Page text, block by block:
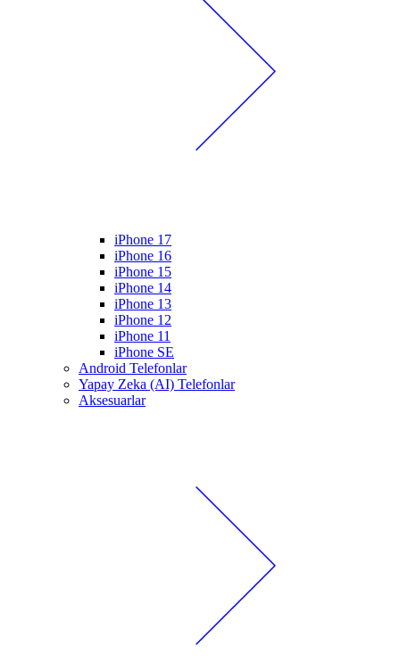
iPhone 17
iPhone 16
iPhone 15
iPhone 14
iPhone 13
iPhone 12
iPhone 11
iPhone SE
Android Telefonlar
Yapay Zeka (AI) Telefonlar
Aksesuarlar